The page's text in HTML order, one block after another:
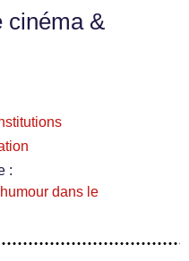
cinéma &
:
dans le